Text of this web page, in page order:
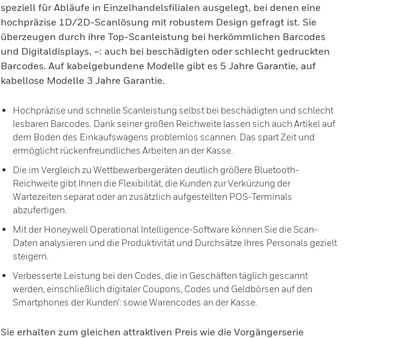
speziell für Abläufe in Einzelhandelsfilialen ausgelegt, bei denen eine
hochpräzise 1D/2D-Scanlösung mit robustem Design gefragt ist. Sie
überzeugen durch ihre Top-Scanleistung bei herkömmlichen Barcodes
und Digitaldisplays, –: auch bei beschädigten oder schlecht gedruckten
Barcodes. Auf kabelgebundene Modelle gibt es 5 Jahre Garantie, auf
kabellose Modelle 3 Jahre Garantie.
Hochpräzise und schnelle Scanleistung selbst bei beschädigten und schlecht
lesbaren Barcodes. Dank seiner großen Reichweite lassen sich auch Artikel auf
dem Boden des Einkaufswagens problemlos scannen. Das spart Zeit und
ermöglicht rückenfreundliches Arbeiten an der Kasse.
Die im Vergleich zu Wettbewerbergeräten deutlich größere Bluetooth-
Reichweite gibt Ihnen die Flexibilität, die Kunden zur Verkürzung der
Wartezeiten separat oder an zusätzlich aufgestellten POS-Terminals
abzufertigen.
Mit der Honeywell Operational Intelligence-Software können Sie die Scan-
Daten analysieren und die Produktivität und Durchsätze Ihres Personals gezielt
steigern.
Verbesserte Leistung bei den Codes, die in Geschäften täglich gescannt
werden, einschließlich digitaler Coupons, Codes und Geldbörsen auf den
Smartphones der Kunden’: sowie Warencodes an der Kasse.
Sie erhalten zum gleichen attraktiven Preis wie die Vorgängerserie